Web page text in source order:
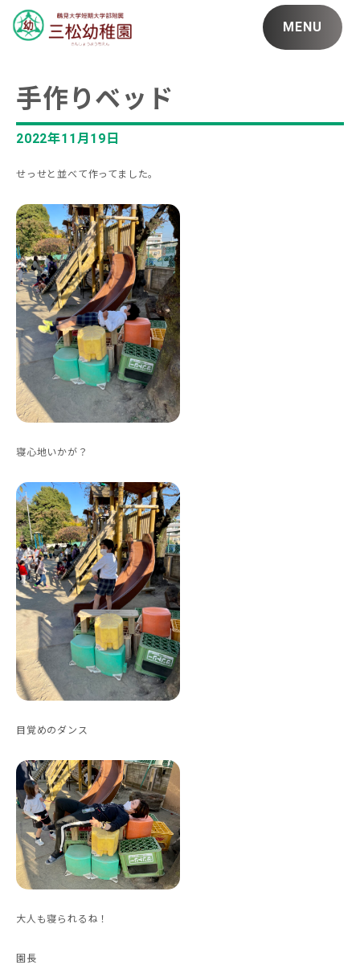
MENU
手作りベッド
2022年11月19日
せっせと並べて作ってました。
寝心地いかが？
目覚めのダンス
大人も寝られるね！
園長